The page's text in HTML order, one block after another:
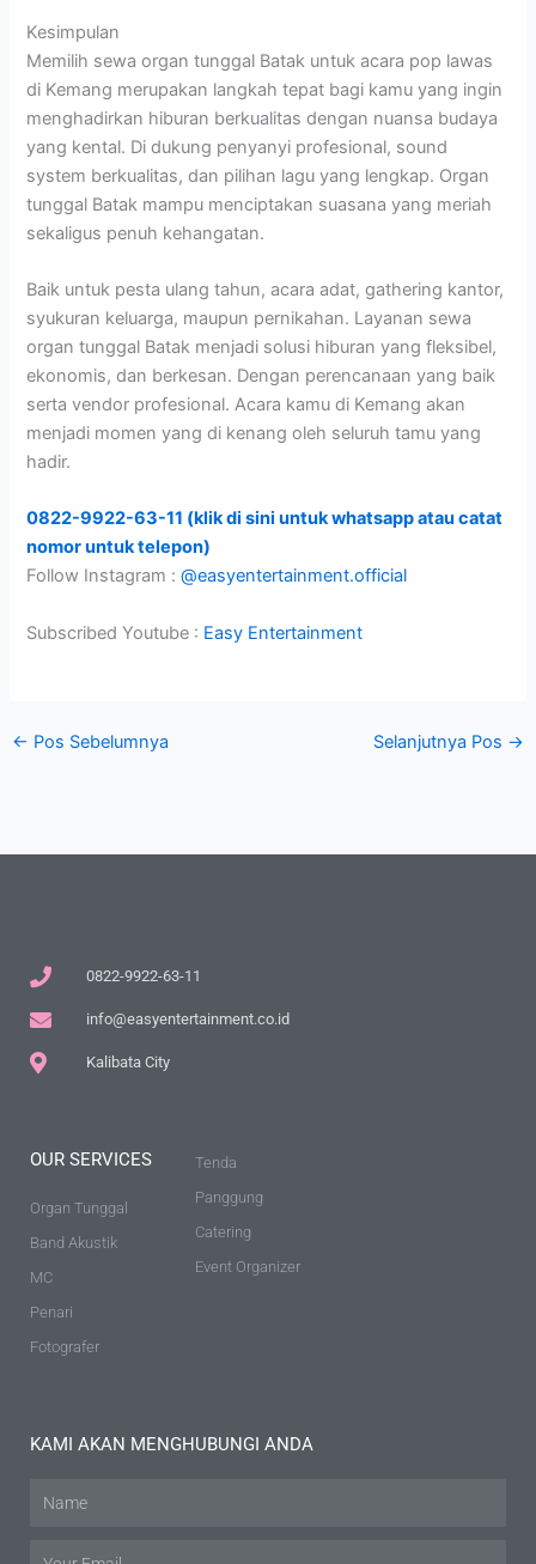
Kesimpulan
Memilih sewa organ tunggal Batak untuk acara pop lawas
di Kemang merupakan langkah tepat bagi kamu yang ingin
menghadirkan hiburan berkualitas dengan nuansa budaya
yang kental. Di dukung penyanyi profesional, sound
system berkualitas, dan pilihan lagu yang lengkap. Organ
tunggal Batak mampu menciptakan suasana yang meriah
sekaligus penuh kehangatan.
Baik untuk pesta ulang tahun, acara adat, gathering kantor,
syukuran keluarga, maupun pernikahan. Layanan sewa
organ tunggal Batak menjadi solusi hiburan yang fleksibel,
ekonomis, dan berkesan. Dengan perencanaan yang baik
serta vendor profesional. Acara kamu di Kemang akan
menjadi momen yang di kenang oleh seluruh tamu yang
hadir.
0822-9922-63-11 (klik di sini untuk whatsapp atau catat
nomor untuk telepon)
Follow Instagram :@easyentertainment.official
Subscribed Youtube : Easy Entertainment
← Pos Sebelumnya Selanjutnya Pos →
0822-9922-63-11
info@easyentertainment.co.id
Kalibata City
OUR SERVICES
Organ Tunggal
Band Akustik
MC
Penari
Fotografer
Tenda
Panggung
Catering
Event Organizer
KAMI AKAN MENGHUBUNGI ANDA